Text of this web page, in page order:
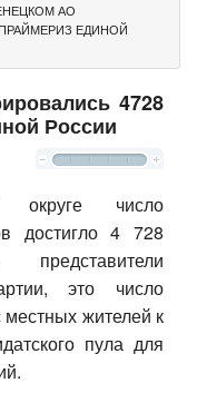
АО
ЕДИНОЙ
4728
России
округе число
достигло 4 728
это число
местных жителей к
пула для